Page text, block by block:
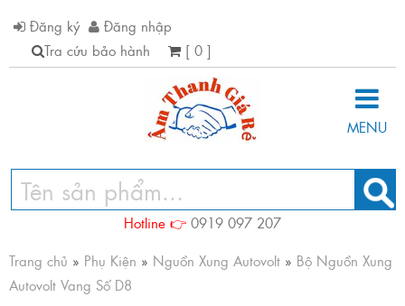
Đăng ký
Đăng nhập
Tra cứu bảo hành
[ 0 ]
MENU
Hotline 👉 0919 097 207
Trang chủ » Phụ Kiện » Nguồn Xung Autovolt » Bộ Nguồn Xung
Autovolt Vang Số D8